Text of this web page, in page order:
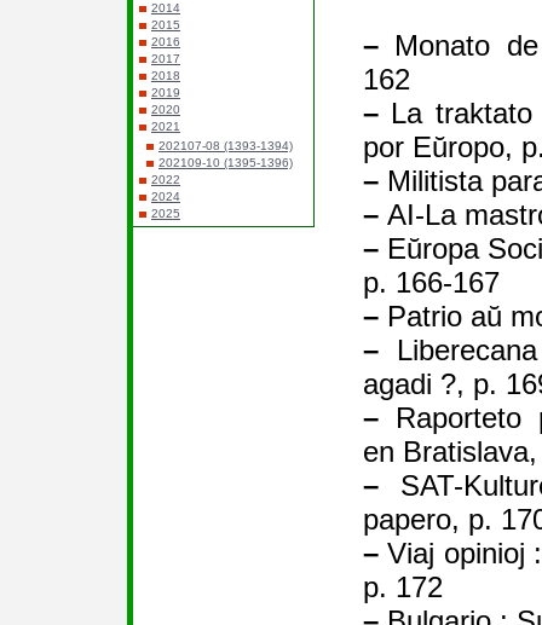
2014
2015
2016
2017
2018
2019
2020
2021
202107-08 (1393-1394)
202109-10 (1395-1396)
2022
2024
2025
– Monato
162
– La
por Eŭropo,
– Militista
– AI-La
– Eŭropa
p. 166-167
– Patrio aŭ
–
agadi ?, p.
– Raporteto
en
– SAT-
papero, p.
– Viaj opinioj
p. 172